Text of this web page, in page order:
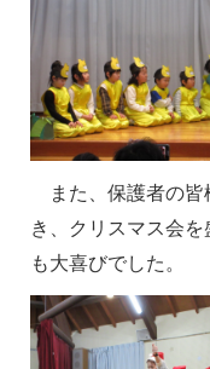
また、保護者の皆
き、クリスマス会
も大喜びでした。